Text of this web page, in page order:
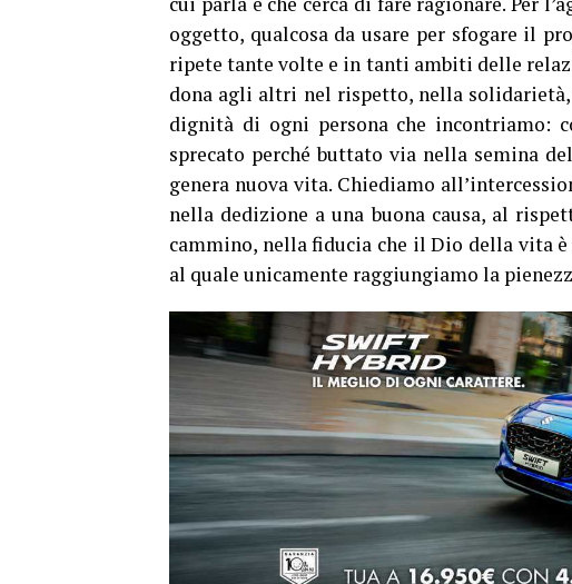
oggetto, qualcosa da usare per sfogare il
ripete tante volte e in tanti ambiti delle
dona agli altri nel rispetto, nella
dignità di ogni persona che incontriamo:
sprecato perché buttato via nella semina
genera nuova vita. Chiediamo
nella dedizione a una buona causa, al
cammino, nella fiducia che il Dio della vita
al quale unicamente raggiungiamo la